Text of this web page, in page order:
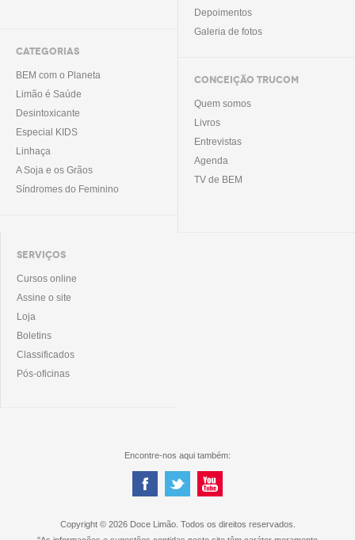
CATEGORIAS
BEM com o Planeta
Limão é Saúde
Desintoxicante
Especial KIDS
Linhaça
A Soja e os Grãos
Síndromes do Feminino
Depoimentos
Galeria de fotos
CONCEIÇÃO TRUCOM
Quem somos
Livros
Entrevistas
Agenda
TV de BEM
SERVIÇOS
Cursos online
Assine o site
Loja
Boletins
Classificados
Pós-oficinas
Encontre-nos aqui também:
Copyright © 2026 Doce Limão. Todos os direitos reservados.